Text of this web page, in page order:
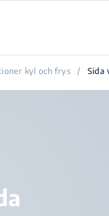
kyl och frys / Sida